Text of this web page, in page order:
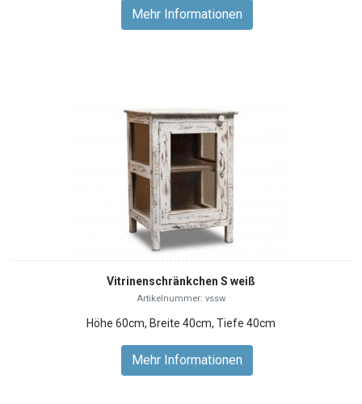
Mehr Informationen
Vitrinenschränkchen S weiß
Artikelnummer: vssw
Höhe 60cm, Breite 40cm, Tiefe 40cm
Mehr Informationen